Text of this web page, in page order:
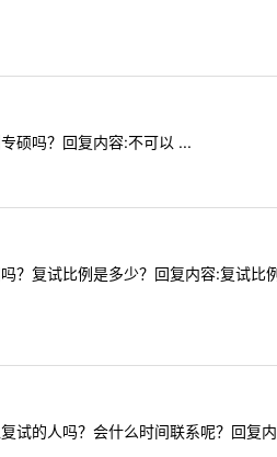
硕吗？回复内容:不可以 ...
复试比例是多少？回复内容:复试比
的人吗？会什么时间联系呢？回复